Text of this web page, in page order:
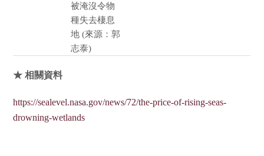
被淹沒令物
種失去棲息
地 (來源：郭
志泰)
★ 相關資料
https://sealevel.nasa.gov/news/72/the-price-of-rising-seas-
drowning-wetlands